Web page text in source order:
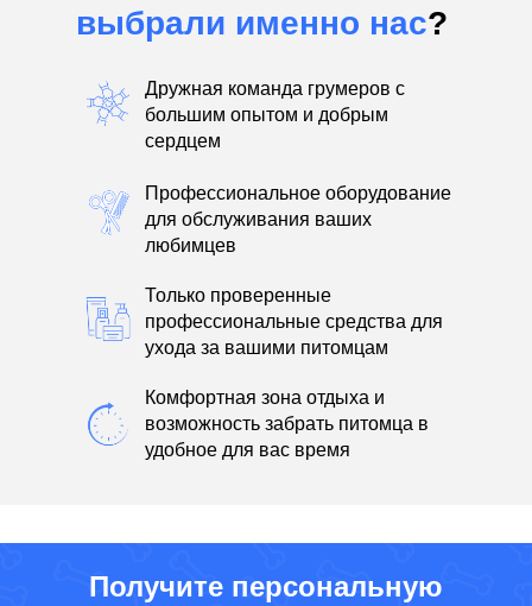
выбрали именно нас?
Дружная команда грумеров с
большим опытом и добрым
сердцем
Профессиональное оборудование
для обслуживания ваших
любимцев
Только проверенные
профессиональные средства для
ухода за вашими питомцам
Комфортная зона отдыха и
возможность забрать питомца в
удобное для вас время
Получите персональную